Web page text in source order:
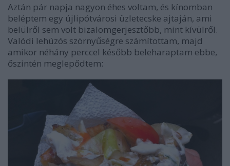
Aztán pár napja nagyon éhes voltam, és kínomban
beléptem egy újlipótvárosi üzletecske ajtaján, ami
belülről sem volt bizalomgerjesztőbb, mint kívülről.
Valódi lehúzós szörnyűségre számítottam, majd
amikor néhány perccel később beleharaptam ebbe,
őszintén meglepődtem: